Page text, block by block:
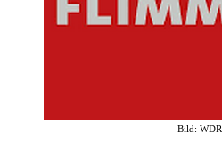
Bild: WDR